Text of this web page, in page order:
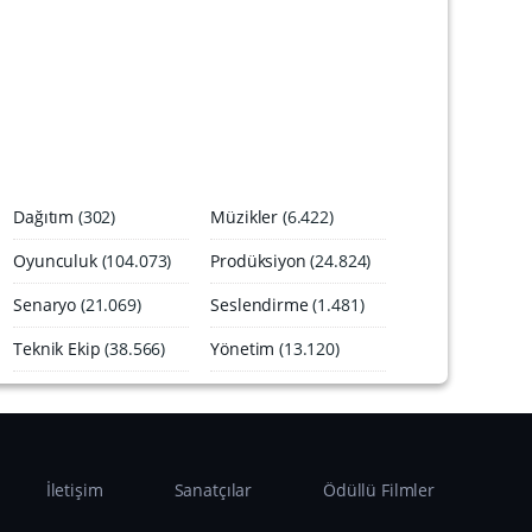
Dağıtım (302) Müzikler (6.422)
Oyunculuk(104.073) Prodüksiyon (24.824)
Senaryo (21.069) Seslendirme(1.481)
Teknik Ekip (38.566) Yönetim (13.120)
İletişim Sanatçılar Ödüllü Filmler